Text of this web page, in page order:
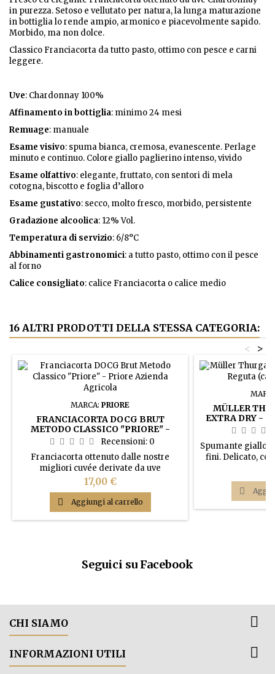
in purezza. Setoso e vellutato per natura, la lunga maturazione
in bottiglia lo rende ampio, armonico e piacevolmente sapido.
Morbido, ma non dolce.
Classico Franciacorta da tutto pasto, ottimo con pesce e carni
leggere.
Uve: Chardonnay 100%
Affinamento in bottiglia: minimo 24 mesi
Remuage: manuale
Esame visivo: spuma bianca, cremosa, evanescente. Perlage
minuto e continuo. Colore giallo paglierino intenso, vivido
Esame olfattivo: elegante, fruttato, con sentori di mela
cotogna, biscotto e foglia d’alloro
Esame gustativo: secco, molto fresco, morbido, persistente
Gradazione alcoolica: 12% Vol.
Temperatura di servizio: 6/8°C
Abbinamenti gastronomici: a tutto pasto, ottimo con il pesce
al forno
Calice consigliato: calice Franciacorta o calice medio
16 ALTRI PRODOTTI DELLA STESSA CATEGORIA:
>
<
MARCA: PRIORE
FRANCIACORTA DOCG BRUT
METODO CLASSICO "PRIORE" -
PRIORE AZIENDA AGRICOLA
Recensioni: 0
Franciacorta ottenuto dalle nostre
migliori cuvée derivate da uve
Chardonnay e Pinot nero,
sapientemente mescolate per creare un
vino equilibratamente strutturato e
fresco. Un Franciacorta da bere a tutto
pasto, eccellente su paste con sughi
Prezzo
17,00 €
 Aggiungi al carrello
MÜLLER
EXTRA DRY -
Spumante giallo
fini. Delicato,
fruttato. Al
equilibrato,
con

Seguici su Facebook
CHI SIAMO 
INFORMAZIONI UTILI 